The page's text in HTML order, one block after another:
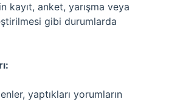
kayıt, anket, yarışma veya
gibi durumlarda
yaptıkları yorumların